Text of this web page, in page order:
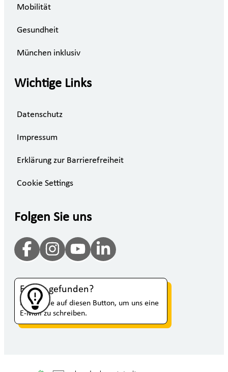
Mobilität
Gesundheit
München inklusiv
Wichtige Links
Datenschutz
Impressum
Erklärung zur Barrierefreiheit
Cookie Settings
Folgen Sie uns
Fehler gefunden?
Klicken Sie auf diesen Button, um uns eine
E-Mail zu schreiben.